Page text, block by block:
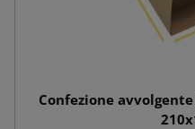
Confezione